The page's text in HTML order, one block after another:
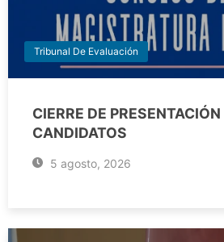
Tribunal De Evaluación
CIERRE DE
CANDIDATOS
5 agosto, 2026